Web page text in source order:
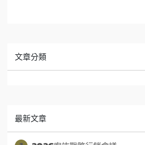
文章分類
最新文章